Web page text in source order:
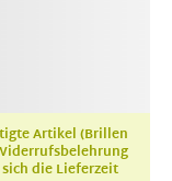
Artikel (Brillen
die Lieferzeit